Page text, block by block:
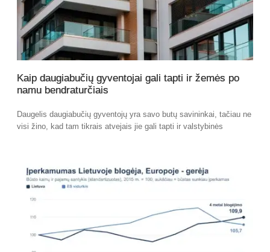
Kaip daugiabučių gyventojai gali tapti ir žemės po
namu bendraturčiais
Daugelis daugiabučių gyventojų yra savo butų savininkai, tačiau ne
visi žino, kad tam tikrais atvejais jie gali tapti ir valstybinės